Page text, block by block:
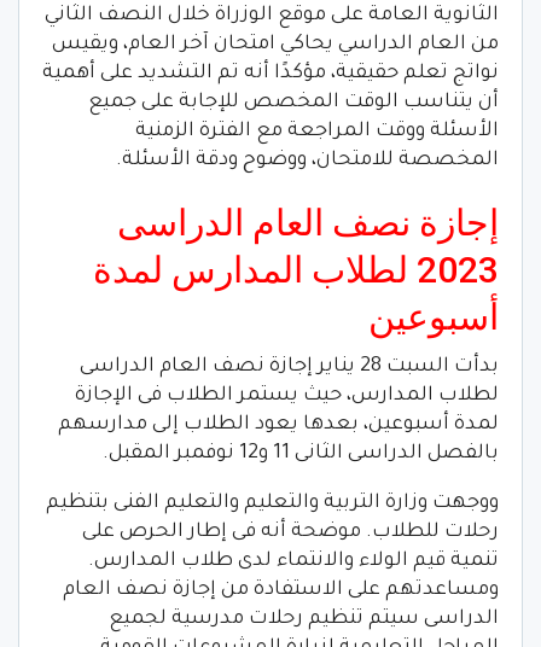
الثانوية العامة على موقع الوزراة خلال النصف الثاني
من العام الدراسي يحاكي امتحان آخر العام، ويقيس
نواتج تعلم حقيقية، مؤكدًا أنه تم التشديد على أهمية
أن يتناسب الوقت المخصص للإجابة على جميع
الأسئلة ووقت المراجعة مع الفترة الزمنية
المخصصة للامتحان، ووضوح ودقة الأسئلة.
إجازة نصف العام الدراسى
2023 لطلاب المدارس لمدة
أسبوعين
بدأت السبت 28 يناير إجازة نصف العام الدراسى
لطلاب المدارس، حيث يستمر الطلاب فى الإجازة
لمدة أسبوعين، بعدها يعود الطلاب إلى مدارسهم
بالفصل الدراسى الثانى 11 و12 نوفمبر المقبل.
ووجهت وزارة التربية والتعليم والتعليم الفنى بتنظيم
رحلات للطلاب. موضحة أنه فى إطار الحرص على
تنمية قيم الولاء والانتماء لدى طلاب المدارس.
ومساعدتهم على الاستفادة من إجازة نصف العام
الدراسى سيتم تنظيم رحلات مدرسية لجميع